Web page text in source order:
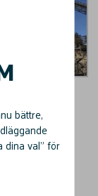
bättre,
dina val" för